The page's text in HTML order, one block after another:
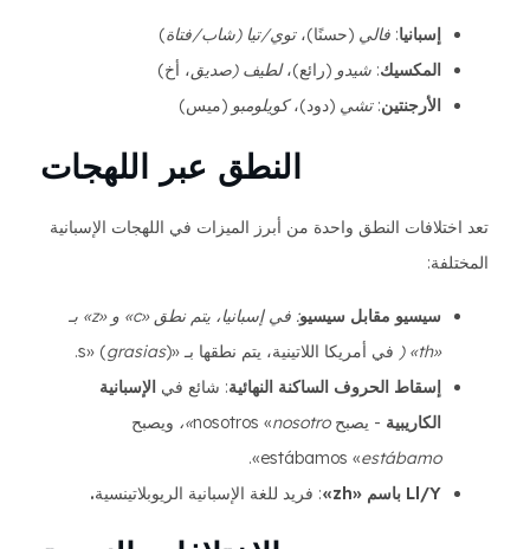
إسبانيا: فالي (حسنًا)، توي/تيا (شاب/فتاة)
المكسيك: شيدو (رائع)،لطيف (صديق، أخ)
الأرجنتين: تشي (دود)،كويلومبو (ميس)
النطق عبر اللهجات
تعد اختلافات النطق واحدة من أبرز الميزات في اللهجات الإسبانية
المختلفة:
سيسيو مقابل سيسيو
: في إسبانيا، يتم نطق «c» و «z» بـ
«th» (
في أمريكا اللاتينية، يتم نطقها بـ «s» ( grasias).
إسقاط الحروف الساكنة النهائية: شائع في الإسبانية
الكاريبية - يصبح nosotros « nosotro»،
ويصبح
estábamos «estábamo
».
Ll/Y باسم «zh»
: فريد للغة الإسبانية الريوبلاتينسية.